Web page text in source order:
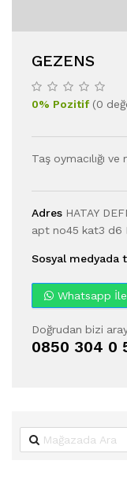
GEZENS
0% Pozitif(0
Taş oymacılığı
Adres HATAY
apt no45 kat3 d6
Sosyal medyada
Whatsapp
Doğrudan bizi
0850 304 0